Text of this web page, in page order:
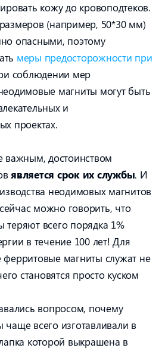
кожу до кровоподтеков.
(например, 50*30 мм)
опасными, поэтому
меры предосторожности при
соблюдении мер
магниты могут быть
и
проектах.
достоинством
является срок их службы. И
неодимовых магнитов
можно говорить, что
всего порядка 1%
в течение 100 лет! Для
магниты служат не
становятся просто куском
вопросом, почему
всего изготавливали в
которой выкрашена в